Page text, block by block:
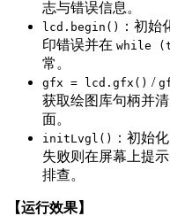
志与错误信息。
lcd.begin()
：初
印错误并在 while
常。
gfx = lcd.gfx() /
获取绘图库句柄并
面。
initLvgl()
：初始
失败则在屏幕上提
排查。
【运行效果】